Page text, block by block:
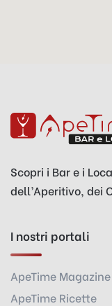
Scopri i Bar e i
dell’Aperitivo, dei
I nostri portali
ApeTime Magazine
ApeTime Ricette